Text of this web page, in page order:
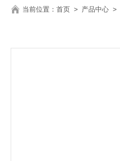
当前位置： 首页 > 产品中心 >